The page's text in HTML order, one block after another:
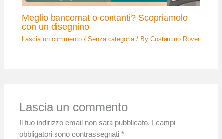
Meglio bancomat o contanti? Scopriamolo
con un disegnino
Lascia un commento /Senza categoria / ByCostantino Rover
Lascia un commento
Il tuo indirizzo email non sarà pubblicato.
I campi
obbligatori sono contrassegnati*